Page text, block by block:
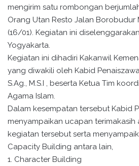
mengirim satu rombongan
Orang Utan Resto Jalan Borobudur
(16/01). Kegiatan ini
Yogyakarta.
Kegiatan ini dihadiri Kakanwil
yang diwakili oleh Kabid
S.Ag., M.S.I , beserta Ketua Tim
Agama Islam.
Dalam kesempatan tersebut Kabid
menyampaikan ucapan
kegiatan tersebut serta
Capacity Building antara lain,
1. Character Building